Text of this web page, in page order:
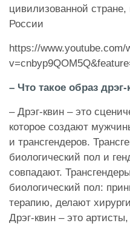
цивилизованной
России
https://www.youtube.com/
– Что такое образ
– Дрэг-квин – это
которое создают
и трансгендеров.
биологический пол и
совпадают.
биологический пол:
терапию, делают
Дрэг-квин – это